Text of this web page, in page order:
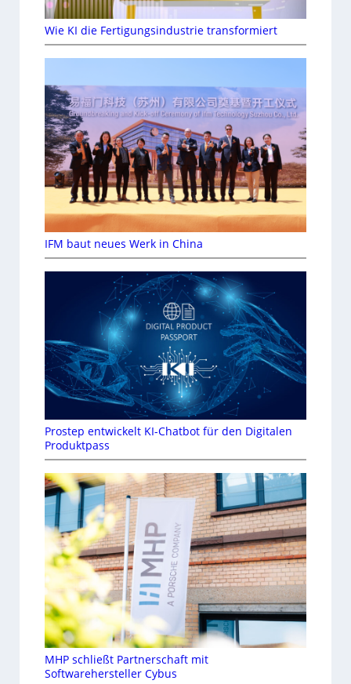
Wie KI die Fertigungsindustrie transformiert
IFM baut neues Werk in China
Prostep entwickelt KI-Chatbot für den Digitalen
Produktpass
MHP schließt Partnerschaft mit
Softwarehersteller Cybus